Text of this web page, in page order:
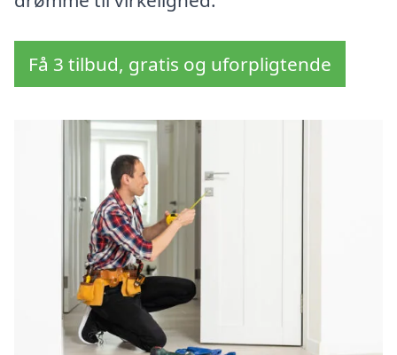
Få 3 tilbud, gratis og uforpligtende